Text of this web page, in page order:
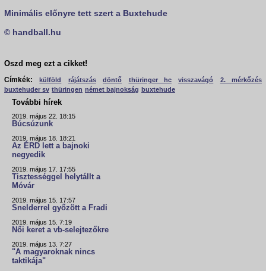
Minimális előnyre tett szert a Buxtehude
© handball.hu
Oszd meg ezt a cikket!
Címkék:
külföld rájátszás döntő thüringer hc visszavágó
2. mérkőzés
buxtehuder sv thüringen német bajnokság buxtehude
További hírek
2019. május 22. 18:15
Búcsúzunk
2019. május 18. 18:21
Az ÉRD lett a bajnoki
negyedik
2019. május 17. 17:55
Tisztességgel helytállt a
Móvár
2019. május 15. 17:57
Snelderrel győzött a Fradi
2019. május 15. 7:19
Női keret a vb-selejtezőkre
2019. május 13. 7:27
"A magyaroknak nincs
taktikája"